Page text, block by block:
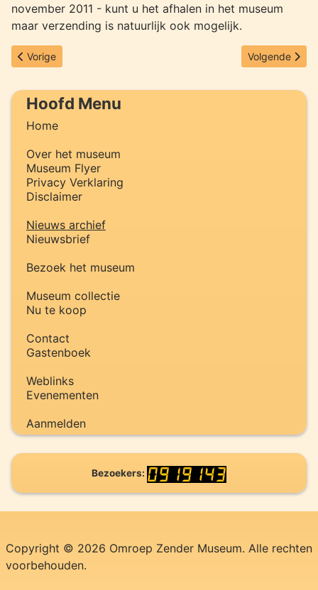
Hoofd Menu
Home
Over het museum
Museum Flyer
Privacy Verklaring
Disclaimer
Nieuws archief
Nieuwsbrief
Bezoek het museum
Museum collectie
Nu te koop
Contact
Gastenboek
Weblinks
Evenementen
Aanmelden
november 2011 - kunt u het afhalen in het museum
maar verzending is natuurlijk ook mogelijk.
Vorig artikel: Eerste exemplaar boek '90 Jaar Goed Ontvangen'
Vorige Volgende
Volgende
Bezoekers:
Copyright © 2026 Omroep Zender Museum. Alle rechten
voorbehouden.